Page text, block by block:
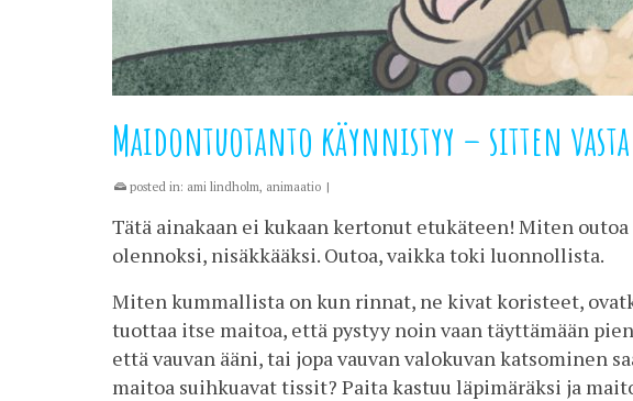
Maidontuotanto käynnistyy – sitten vasta
posted in: ami lindholm, animaatio |
Tätä ainakaan ei kukaan kertonut etukäteen! Miten
olennoksi, nisäkkääksi. Outoa, vaikka toki luonnollista.
Miten kummallista on kun rinnat, ne kivat koristeet,
tuottaa itse maitoa, että pystyy noin vaan täyttämään
että vauvan ääni, tai jopa vauvan valokuvan katsominen
maitoa suihkuavat tissit? Paita kastuu läpimäräksi ja